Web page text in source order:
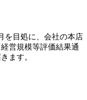
を目処に、会社の本店
営規模等評価結果通
ます。